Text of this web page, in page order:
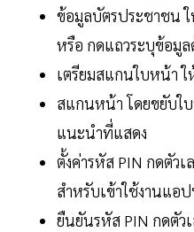
ข้อมูลบัตรประชาชน
หรือ กดแถวระบุข้อมู
เตรียมสแกนใบหน้า
สแกนหน้า โดยขยับใ
แนะนำที่แสดง
ตั้งค่ารหัส PIN กดตัว
สำหรับเข้าใช้งานแอป
ยืนยันรหัส PIN กดตัว